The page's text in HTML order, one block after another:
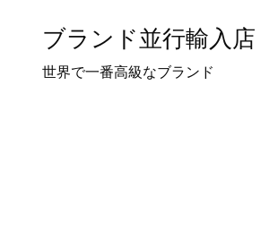
ブランド並行輸入店
世界で一番高級なブランド